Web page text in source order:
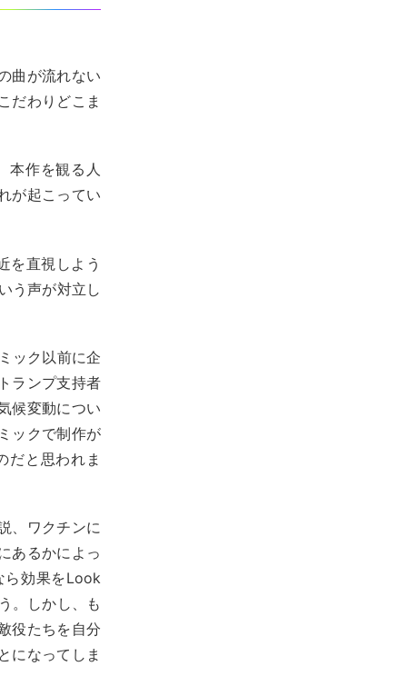
曲が流れない
だわりどこま
本作を観る人
が起こってい
を直視しよう
う声が対立し
ック以前に企
ランプ支持者
候変動につい
ックで制作が
だと思われま
、ワクチンに
あるかによっ
ら効果をLook
。しかし、も
役たちを自分
になってしま